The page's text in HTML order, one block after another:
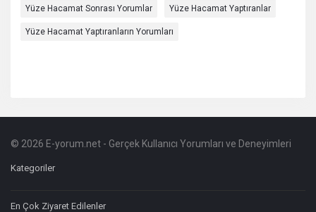
Yüze Hacamat Sonrası Yorumlar Yüze Hacamat Yaptıranlar
Yüze Hacamat Yaptıranların Yorumları
Footer
Hakkında
© 2026 E-yorum.net - Gerçek Kullanıcı Yorumları ve Deneyimleri
Kategoriler
En Çok Ziyaret Edilenler